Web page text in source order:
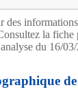
des
la fiche
du 16/